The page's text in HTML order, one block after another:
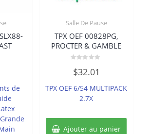
de
Salle De Pause
TPX OEF 00828PG,
PROCTER & GAMBLE
0
sur
$32.01
TPX OEF 6/54 MULTIPACK
2.7X
Ajouter au panier